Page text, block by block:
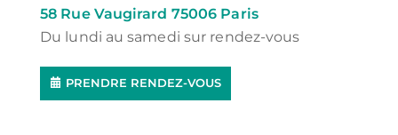
58 Rue Vaugirard 75006 Paris
Du lundi au samedi sur rendez-vous
PRENDRE RENDEZ-VOUS